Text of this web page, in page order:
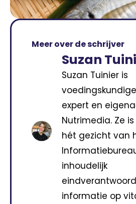
Meer over de schrijver
Suzan
Suzan Tuinier is
expert en
Nutrimedia. Ze
hét gezicht van
inhoudelijk
informatie op